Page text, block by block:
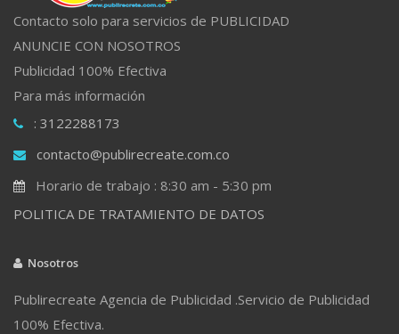
Contacto solo para servicios de PUBLICIDAD
ANUNCIE CON NOSOTROS
Publicidad 100% Efectiva
Para más información
: 3122288173
contacto@publirecreate.com.co
Horario de trabajo : 8:30 am - 5:30 pm
POLITICA DE TRATAMIENTO DE DATOS
Nosotros
Publirecreate Agencia de Publicidad .Servicio de Publicidad
100% Efectiva.